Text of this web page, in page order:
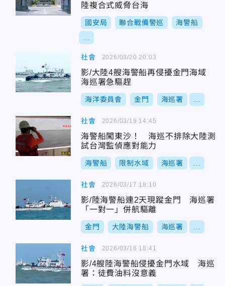
陸複合式威脅台海
國安局 聯合戰備警巡 海警船
社會
影/大陸4艘海警船再侵擾金門海域
海巡署急驅趕
海洋委員會 金門 海巡署
2026/03/20 20:03
社會
海警船闖東沙！ 海巡不排除大陸測
試台灣監偵應對能力
海警船 限制水域 海巡署
2026/03/19 14:45
社會
影/陸海警船連2天現蹤金門 海巡署
「一對一」併航驅離
金門 大陸海警船 海巡署
2026/03/17 18:10
社會
影/4艘陸海警船侵擾金門水域 海巡
署：徒費油料沒意義
2026/03/16 18:41